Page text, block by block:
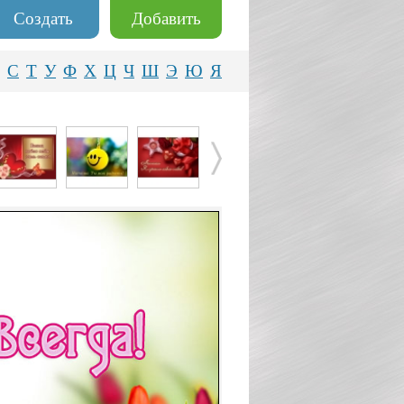
Добавить
Создать
С Т У Ф Х Ц Ч Ш Э Ю Я